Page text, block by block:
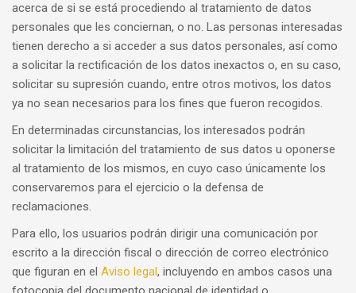
acerca de si se está procediendo al tratamiento de datos
personales que les conciernan, o no. Las personas interesadas
tienen derecho a si acceder a sus datos personales, así como
a solicitar la rectificación de los datos inexactos o, en su caso,
solicitar su supresión cuando, entre otros motivos, los datos
ya no sean necesarios para los fines que fueron recogidos.
En determinadas circunstancias, los interesados podrán
solicitar la limitación del tratamiento de sus datos u oponerse
al tratamiento de los mismos, en cuyo caso únicamente los
conservaremos para el ejercicio o la defensa de
reclamaciones.
Para ello, los usuarios podrán dirigir una comunicación por
escrito a la dirección fiscal o dirección de correo electrónico
que figuran en el Aviso legal, incluyendo en ambos casos una